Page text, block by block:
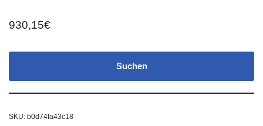
930,15€
Suchen
SKU: b0d74fa43c18